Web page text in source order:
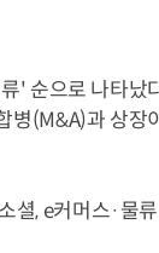
' 순으로 나타났
(M&A)과 상장
셜, e커머스·물